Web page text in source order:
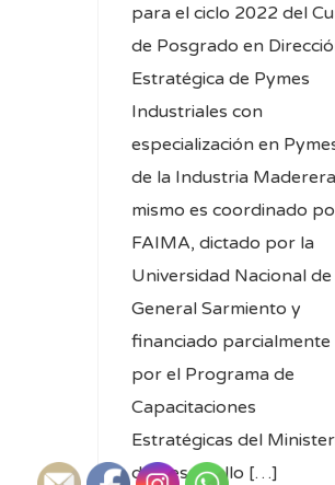
para el ciclo 2022 del
de Posgrado en
Estratégica de Pymes
Industriales con
especialización en
de la Industria
mismo es coordinado
FAIMA, dictado por la
Universidad Nacional de
General Sarmiento y
financiado parcialmente
por el Programa de
Capacitaciones
Estratégicas del
de Desarrollo […]